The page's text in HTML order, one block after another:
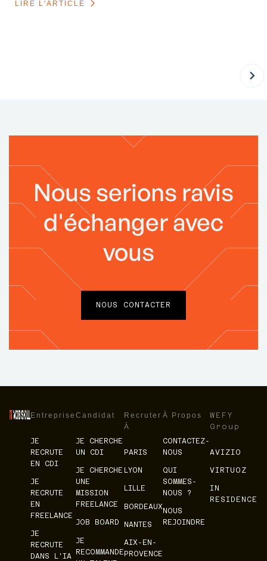
LIRE L'ARTICLE
Nous serions ravis
d'échanger avec
vous
NOUS CONTACTER
Entreprise
JE
RECRUTE
EN CDI
JE
RECRUTE
EN
FREELANCE
JE
RECRUTE
DANS L'IA
Candidat
JE CHERCHE
UN CDI
JE CHERCHE
UNE
MISSION
FREELANCE
JOB BOARD
JE
RECOMMANDE
Recruter
À
PARIS
LYON
LILLE
BORDEAUX
NANTES
AIX-EN-
PROVENCE
À Propos
CONTACTEZ-
NOUS
QUI
SOMMES-
NOUS ?
NOUS
REJOINDRE
WEFY
Group
AVIZIO
VIRTUOZ
IN
RESIDENCE